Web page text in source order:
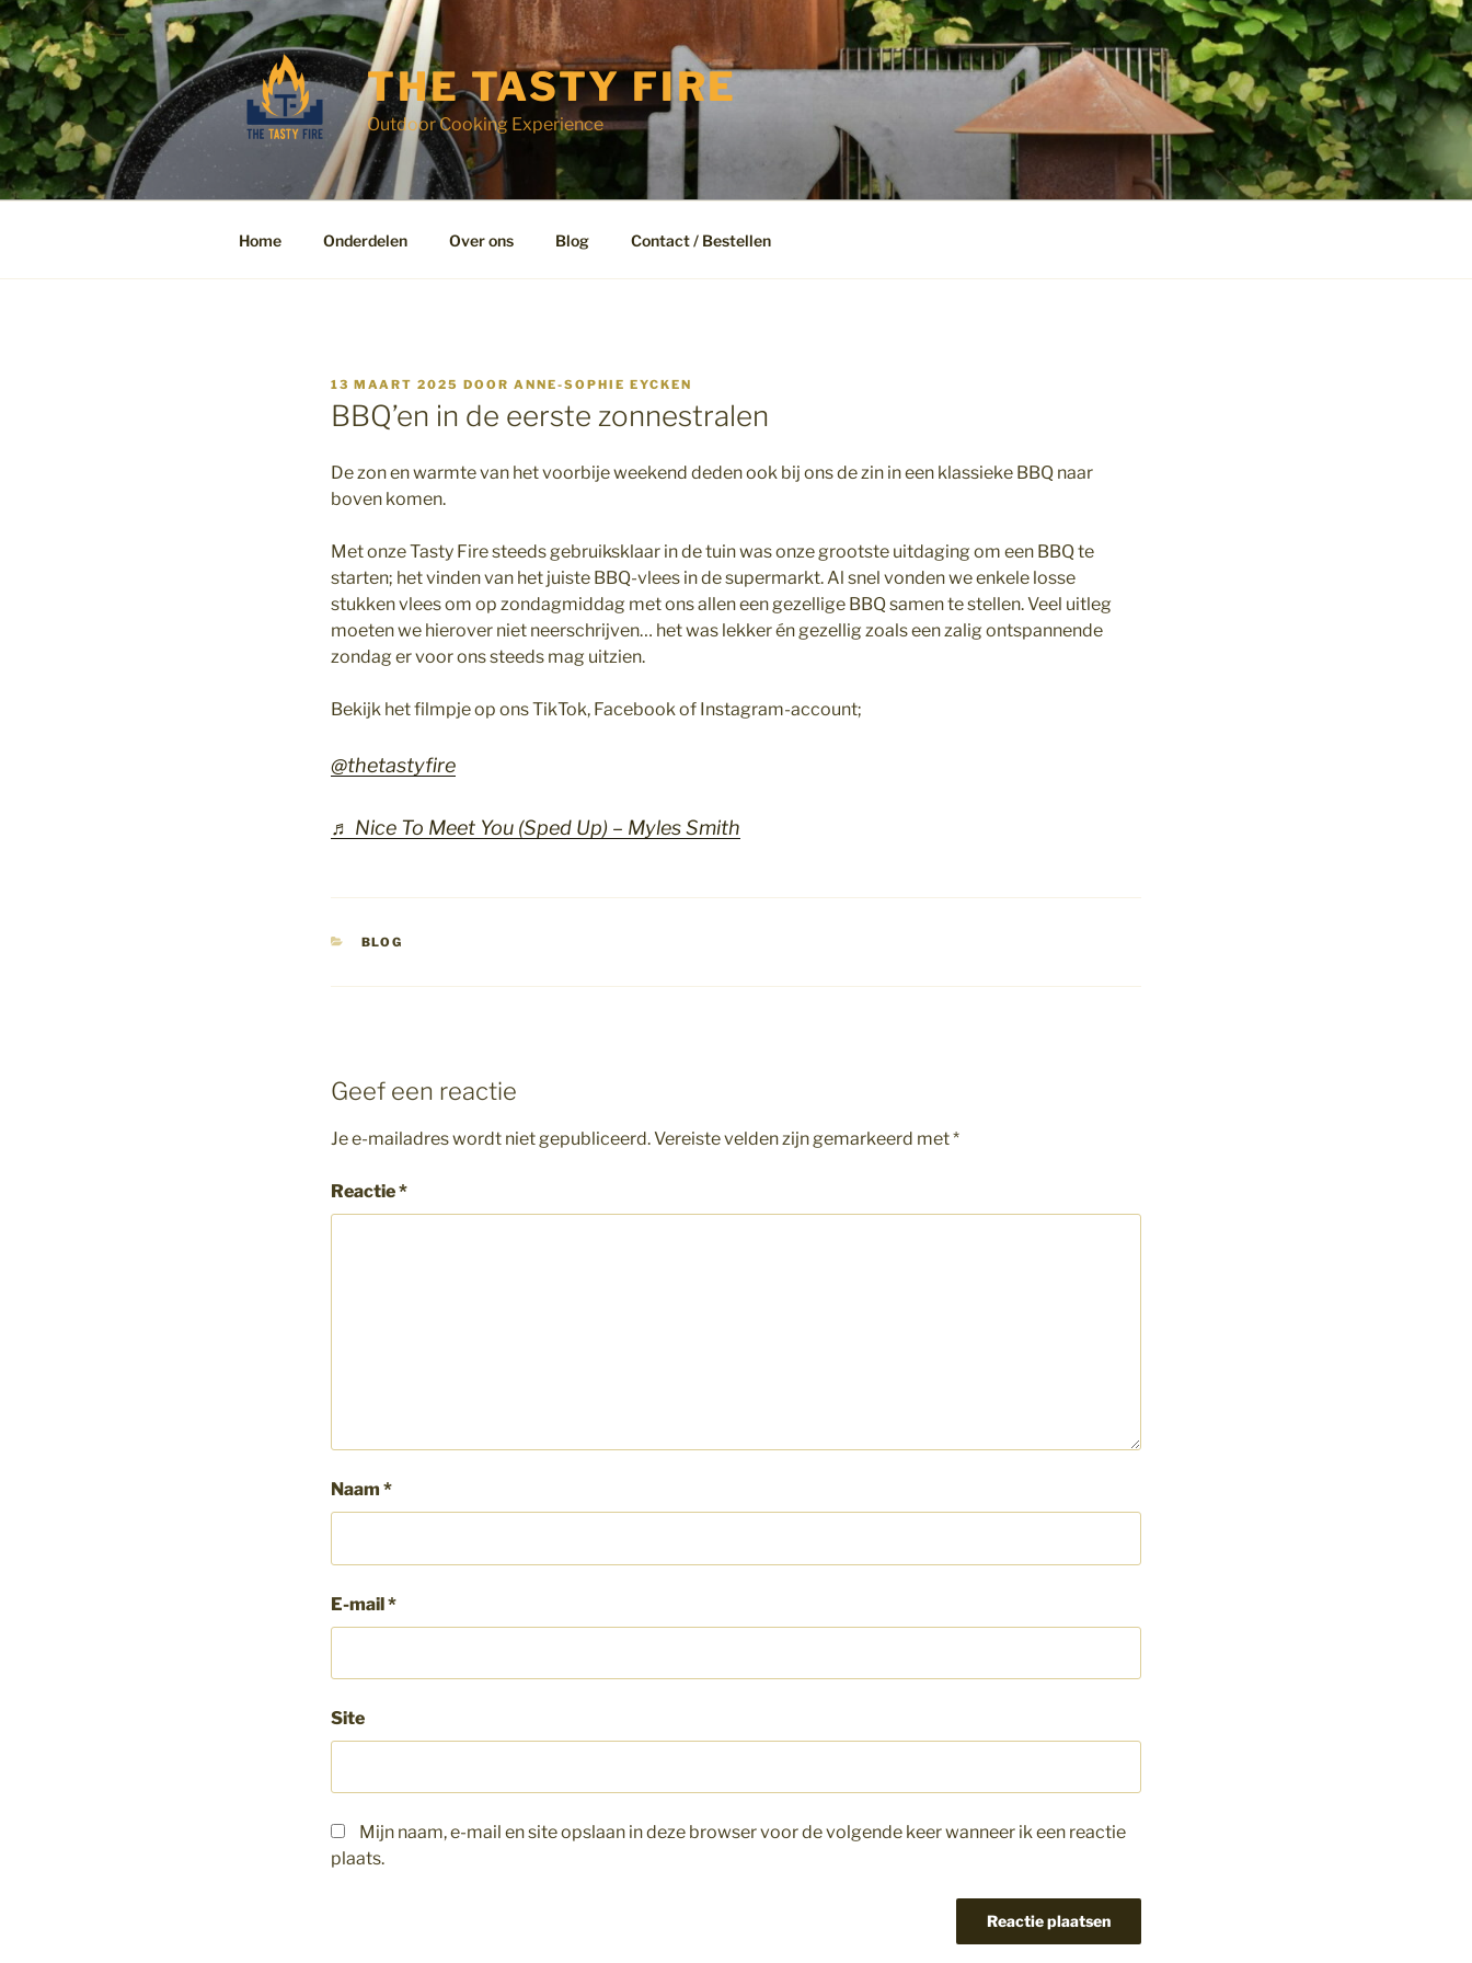
Ga
naar
de
inhoud
THE TASTY FIRE
Outdoor Cooking Experience
Home Onderdelen Over ons Blog Contact / Bestellen
GEPLAATST
OP
13 MAART 2025 DOOR ANNE-SOPHIE EYCKEN
BBQ’en in de eerste zonnestralen
De zon en warmte van het voorbije weekend deden ook bij ons de zin in een klassieke BBQ naar
boven komen.
Met onze Tasty Fire steeds gebruiksklaar in de tuin was onze grootste uitdaging om een BBQ te
starten; het vinden van het juiste BBQ-vlees in de supermarkt. Al snel vonden we enkele losse
stukken vlees om op zondagmiddag met ons allen een gezellige BBQ samen te stellen. Veel uitleg
moeten we hierover niet neerschrijven… het was lekker én gezellig zoals een zalig ontspannende
zondag er voor ons steeds mag uitzien.
Bekijk het filmpje op ons TikTok, Facebook of Instagram-account;
@thetastyfire
♬ Nice To Meet You (Sped Up) – Myles Smith
CATEGORIEËN
BLOG
Geef een reactie
Je e-mailadres wordt niet gepubliceerd.Vereiste velden zijn gemarkeerd met*
Reactie*
Naam *
E-mail*
Site
Mijn naam, e-mail en site opslaan in deze browser voor de volgende keer wanneer ik een reactie
plaats.